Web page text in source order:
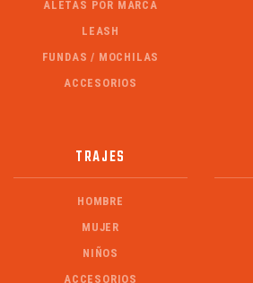
ALETAS POR MARCA
LEASH
FUNDAS / MOCHILAS
ACCESORIOS
TRAJES
HOMBRE
MUJER
NIÑOS
ACCESORIOS